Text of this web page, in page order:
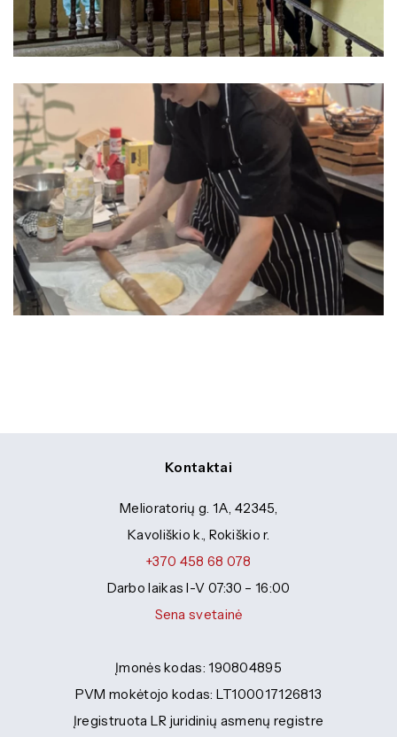
Kontaktai
Melioratorių g. 1A, 42345,
Kavoliškio k., Rokiškio r.
+370 458 68 078
Darbo laikas I-V 07:30 – 16:00
Sena svetainė
Įmonės kodas: 190804895
PVM mokėtojo kodas: LT100017126813
Įregistruota LR juridinių asmenų registre